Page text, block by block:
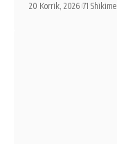
20 Korrik, 2026 71 Shikime